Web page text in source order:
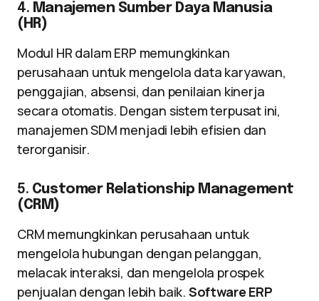
4. Manajemen Sumber Daya Manusia
(HR)
Modul HR dalam ERP memungkinkan
perusahaan untuk mengelola data karyawan,
penggajian, absensi, dan penilaian kinerja
secara otomatis. Dengan sistem terpusat ini,
manajemen SDM menjadi lebih efisien dan
terorganisir.
5. Customer Relationship Management
(CRM)
CRM memungkinkan perusahaan untuk
mengelola hubungan dengan pelanggan,
melacak interaksi, dan mengelola prospek
penjualan dengan lebih baik. Software ERP